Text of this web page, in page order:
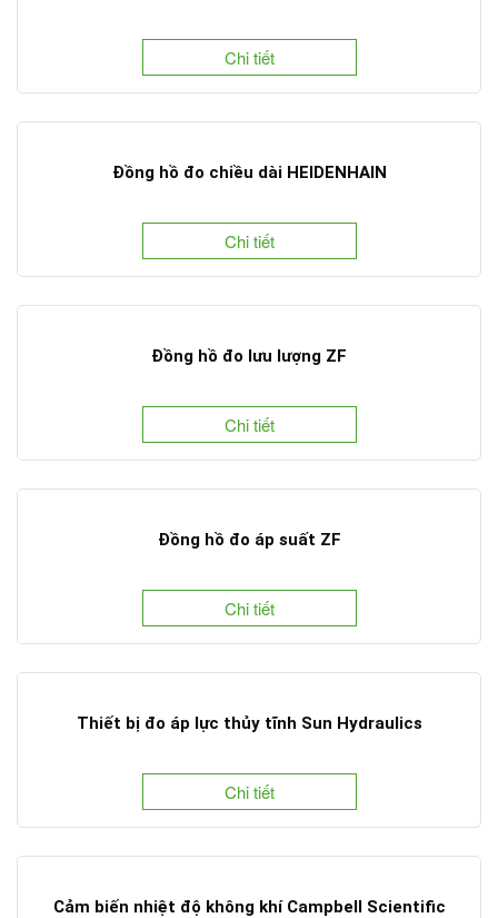
Chi tiết
Đồng hồ đo chiều dài HEIDENHAIN
Chi tiết
Đồng hồ đo lưu lượng ZF
Chi tiết
Đồng hồ đo áp suất ZF
Chi tiết
Thiết bị đo áp lực thủy tĩnh Sun Hydraulics
Chi tiết
Cảm biến nhiệt độ không khí Campbell Scientific